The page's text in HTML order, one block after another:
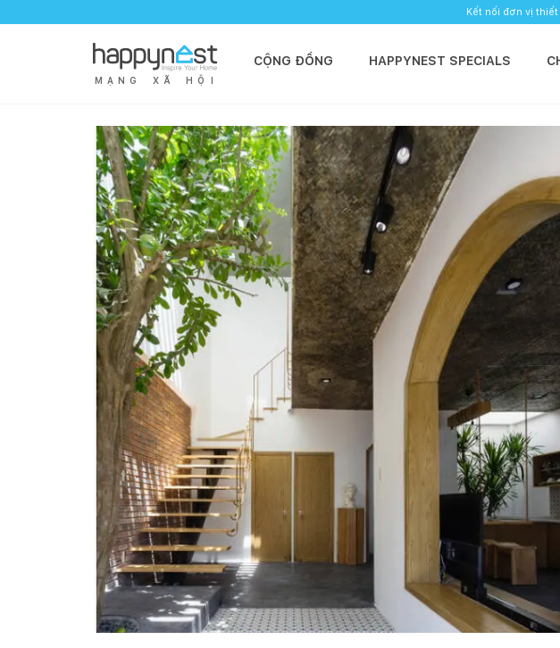
Kết nối đơn vị
M Ạ N G X Ã H Ộ I
CỘNG ĐỒNG HAPPYNEST SPECIALS